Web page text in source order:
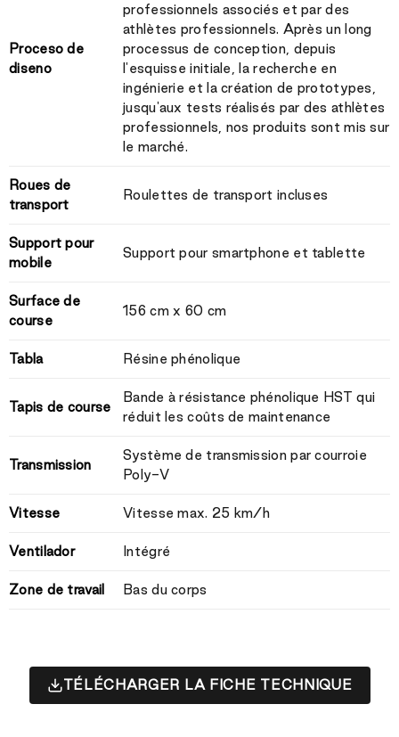
Proceso de
diseno
professionnels associés et par des
athlètes professionnels. Après un long
processus de conception, depuis
l'esquisse initiale, la recherche en
ingénierie et la création de prototypes,
jusqu'aux tests réalisés par des athlètes
professionnels, nos produits sont mis sur
le marché.
Roues de
transport
Roulettes de transport incluses
Support pour
mobile
Support pour smartphone et tablette
Surface de
course
156 cm x 60 cm
Tabla Résine phénolique
Tapis de course
Bande à résistance phénolique HST qui
réduit les coûts de maintenance
Transmission
Système de transmission par courroie
Poly-V
Vitesse Vitesse max. 25 km/h
Ventilador Intégré
Zone de travail Bas du corps
TÉLÉCHARGER LA FICHE TECHNIQUE